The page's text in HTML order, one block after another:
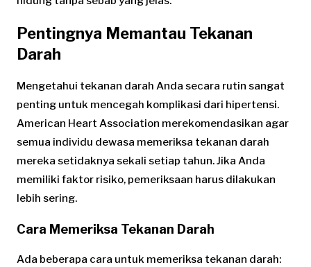
Pentingnya Memantau Tekanan
Darah
Mengetahui tekanan darah Anda secara rutin sangat
penting untuk mencegah komplikasi dari hipertensi.
American Heart Association merekomendasikan agar
semua individu dewasa memeriksa tekanan darah
mereka setidaknya sekali setiap tahun. Jika Anda
memiliki faktor risiko, pemeriksaan harus dilakukan
lebih sering.
Cara Memeriksa Tekanan Darah
Ada beberapa cara untuk memeriksa tekanan darah: